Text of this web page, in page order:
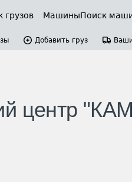
грузов МашиныПоиск
Добавить груз
центр